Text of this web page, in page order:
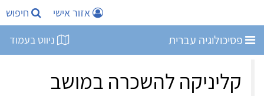
אזור אישי חיפוש
פסיכולוגיה עברית ניווט בעמוד
קליניקה להשכרה במושב